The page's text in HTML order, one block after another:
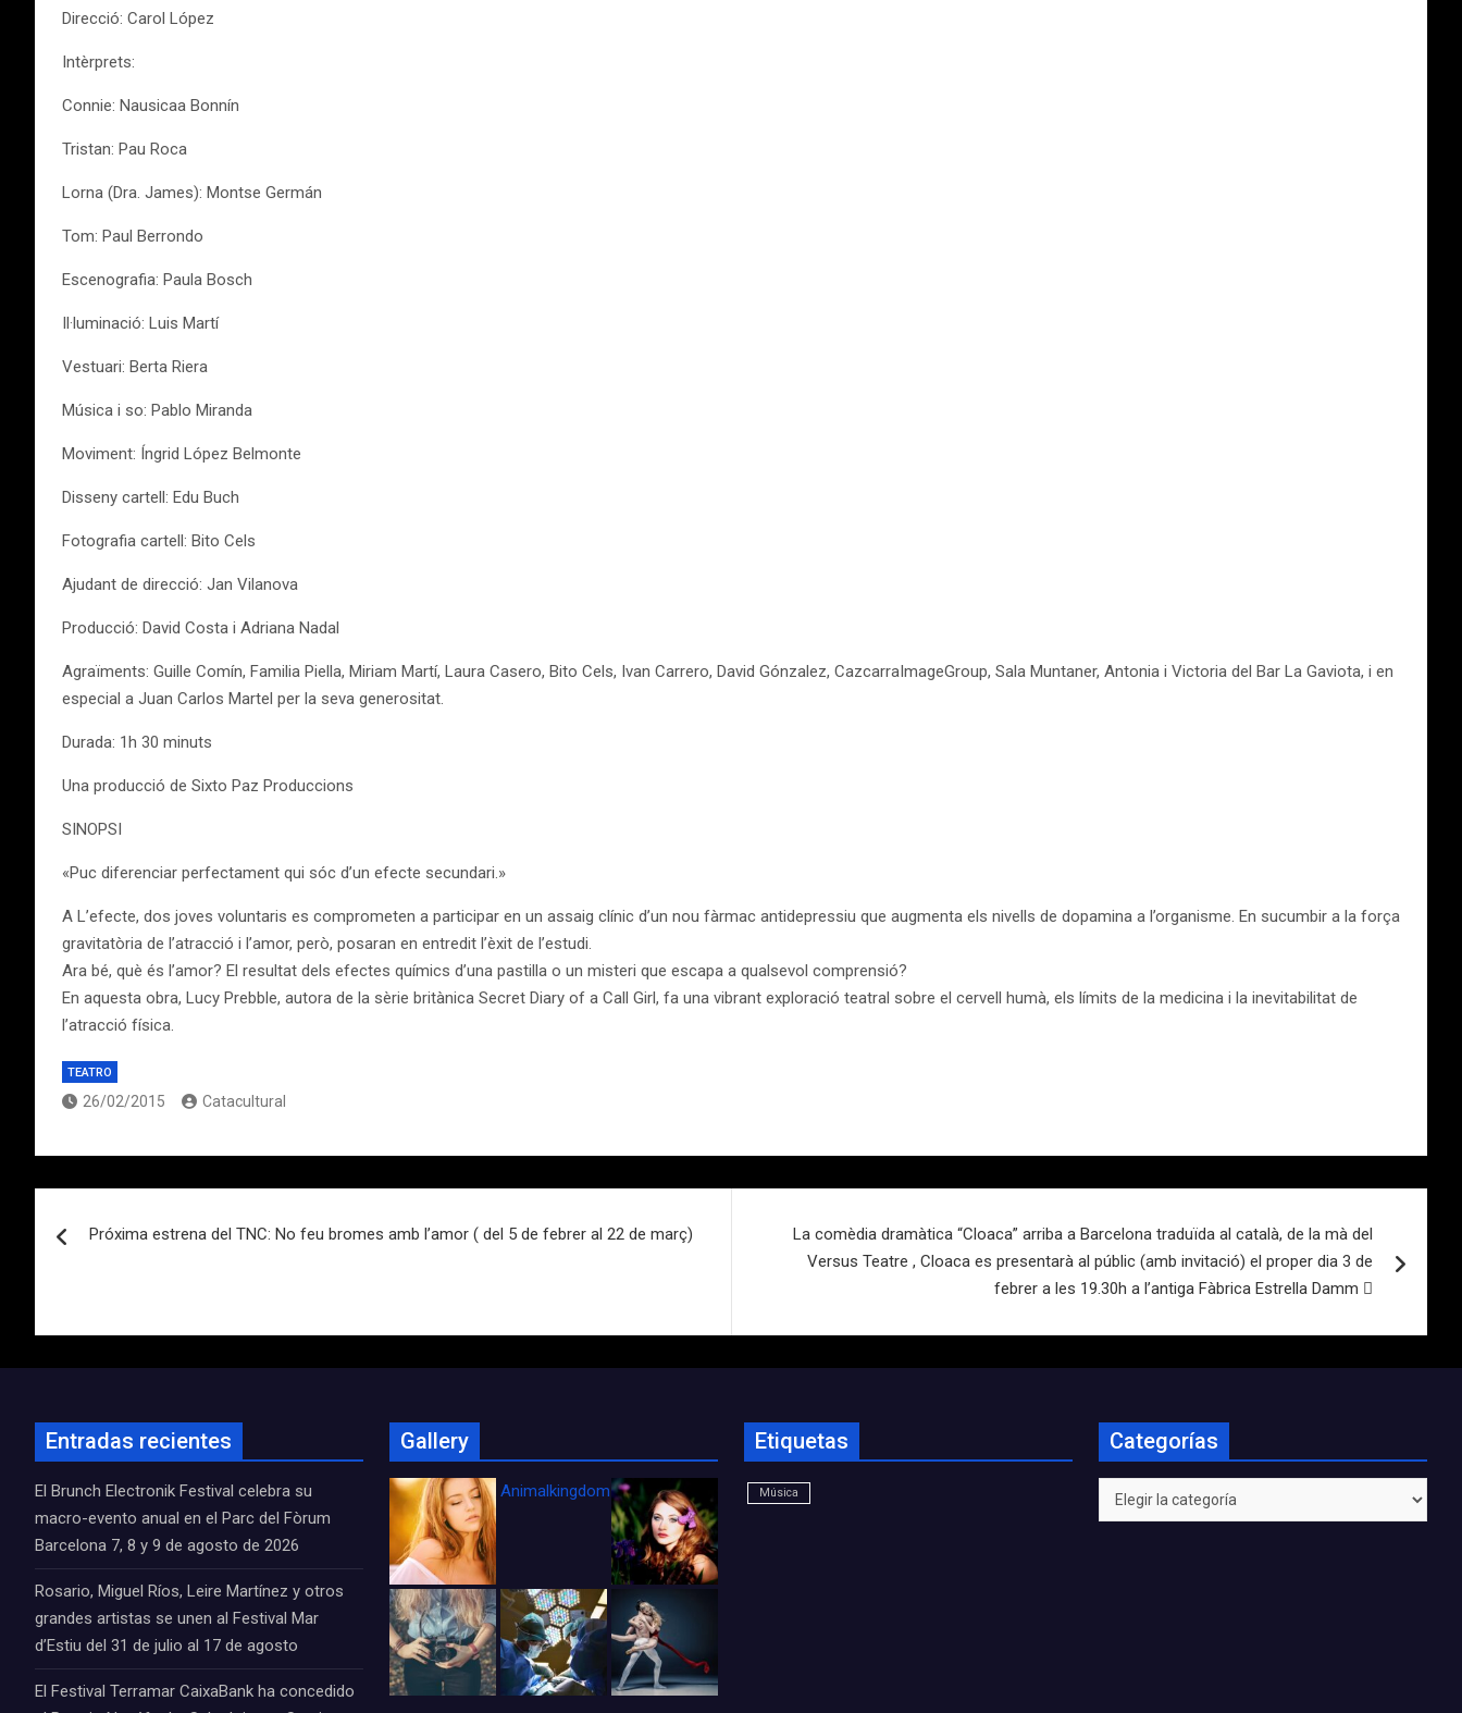
Direcció: Carol López
Intèrprets:
Connie: Nausicaa Bonnín
Tristan: Pau Roca
Lorna (Dra. James): Montse Germán
Tom: Paul Berrondo
Escenografia: Paula Bosch
Il·luminació: Luis Martí
Vestuari: Berta Riera
Música i so: Pablo Miranda
Moviment: Íngrid López Belmonte
Disseny cartell: Edu Buch
Fotografia cartell: Bito Cels
Ajudant de direcció: Jan Vilanova
Producció: David Costa i Adriana Nadal
Agraïments: Guille Comín, Familia Piella, Miriam Martí, Laura Casero, Bito Cels, Ivan Carrero, David Gónzalez, CazcarraImageGroup, Sala Muntaner, Antonia i Victoria del Bar La Gaviota, i en
especial a Juan Carlos Martel per la seva generositat.
Durada: 1h 30 minuts
Una producció de Sixto Paz Produccions
SINOPSI
«Puc diferenciar perfectament qui sóc d’un efecte secundari.»
A L’efecte, dos joves voluntaris es comprometen a participar en un assaig clínic d’un nou fàrmac antidepressiu que augmenta els nivells de dopamina a l’organisme. En sucumbir a la força
gravitatòria de l’atracció i l’amor, però, posaran en entredit l’èxit de l’estudi.
Ara bé, què és l’amor? El resultat dels efectes químics d’una pastilla o un misteri que escapa a qualsevol comprensió?
En aquesta obra, Lucy Prebble, autora de la sèrie britànica Secret Diary of a Call Girl, fa una vibrant exploració teatral sobre el cervell humà, els límits de la medicina i la inevitabilitat de
l’atracció física.
TEATRO
26/02/2015 Catacultural
de
Próxima estrena del TNC: No feu bromes amb l’amor ( del 5 de febrer al 22 de març)
La comèdia dramàtica “Cloaca” arriba a Barcelona traduïda al català, de la mà del
Versus Teatre , Cloaca es presentarà al públic (amb invitació) el proper dia 3 de
febrer a les 19.30h a l’antiga Fàbrica Estrella Damm 
Entradas recientes
El Brunch Electronik Festival celebra su
macro-evento anual en el Parc del Fòrum
Barcelona 7, 8 y 9 de agosto de 2026
Rosario, Miguel Ríos, Leire Martínez y otros
grandes artistas se unen al Festival Mar
d’Estiu del 31 de julio al 17 de agosto
El Festival Terramar CaixaBank ha concedido
Gallery
Animalkingdom_FichaCine
Etiquetas
Música
Categorías
Categorías